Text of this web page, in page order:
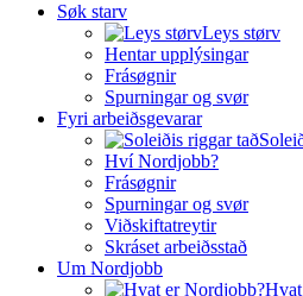
Søk starv
Leys størv
Hentar upplýsingar
Frásøgnir
Spurningar og svør
Fyri arbeiðsgevarar
Hví Nordjobb?
Frásøgnir
Spurningar og svør
Viðskiftatreytir
Skráset arbeiðsstað
Um Nordjobb